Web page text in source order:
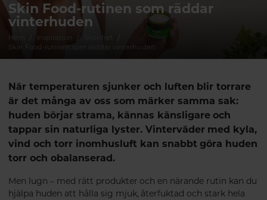
Skin Food-rutinen som räddar
vinterhuden
Hem Inspiration
Skönhet
Skin Food-rutinen som räddar vinterhuden
När temperaturen sjunker och luften blir torrare
är det många av oss som märker samma sak:
huden börjar strama, kännas känsligare och
tappar sin naturliga lyster. Vinterväder med kyla,
vind och torr inomhusluft kan snabbt göra huden
torr och obalanserad.
Men lugn – med rätt produkter och en närande rutin kan du
hjälpa huden att hålla sig mjuk, återfuktad och stark hela